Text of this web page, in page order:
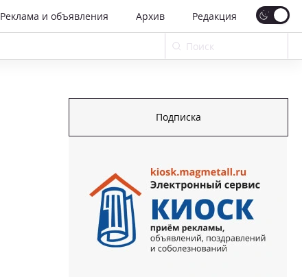
Реклама и объявления Архив Редакция
Подписка